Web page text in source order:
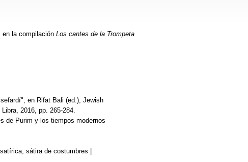
en la compilación Los cantes de la Trompeta
en Rifat Bali (ed.), Jewish
2016, pp. 265-284.
de Purim y los tiempos modernos
sátira de costumbres |